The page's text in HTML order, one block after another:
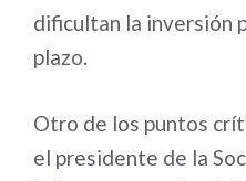
dificultan la inversión
plazo.
Otro de los puntos
el presidente de la